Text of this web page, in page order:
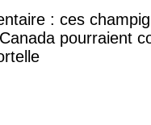
: ces
pourraient